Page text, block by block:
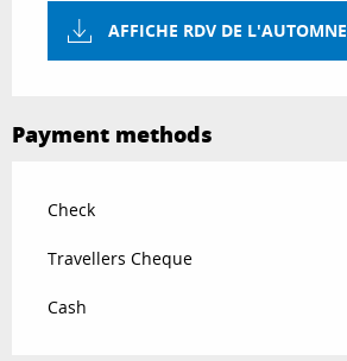
AFFICHE RDV DE L'AUTOMNE
Payment methods
Check
Travellers Cheque
Cash